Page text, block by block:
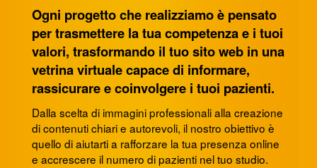
Ogni progetto che realizziamo è pensato
per trasmettere la tua competenza e i tuoi
valori, trasformando il tuo sito web in una
vetrina virtuale capace di informare,
rassicurare e coinvolgere i tuoi pazienti.
Dalla scelta di immagini professionali alla creazione
di contenuti chiari e autorevoli, il nostro obiettivo è
quello di aiutarti a rafforzare la tua presenza online
e accrescere il numero di pazienti nel tuo studio.